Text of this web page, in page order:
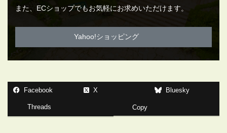
また、ECショップでもお気軽にお求めいただけます。
Yahoo!ショッピング
Facebook X Bluesky
Threads Copy